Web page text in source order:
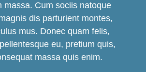
massa. Cum sociis natoque
dis parturient montes,
mus. Donec quam felis,
eu, pretium quis,
massa quis enim.